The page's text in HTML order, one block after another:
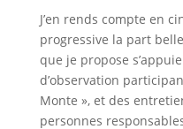
J’en rends compte en
progressive la part
que je propose
d’observation
Monte », et des
personnes